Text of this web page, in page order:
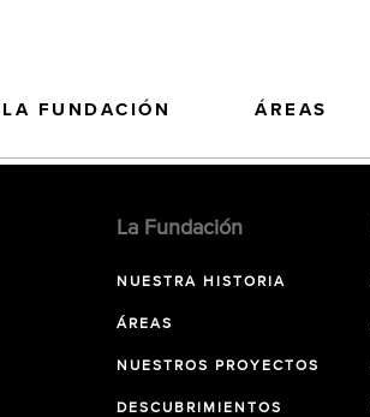
LA FUNDACIÓN ÁREAS
La Fundación
NUESTRA HISTORIA
ÁREAS
NUESTROS PROYECTOS
DESCUBRIMIENTOS